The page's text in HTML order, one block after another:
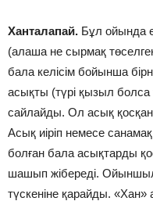
Ханталапай. Бұл ойында
(алаша не сырмақ
бала келісім бойынша
асықты (түрі қызыл болса
сайлайды. Ол асық
Асық иіріп немесе
болған бала асықтарды
шашып жібереді.
түскеніне қарайды.